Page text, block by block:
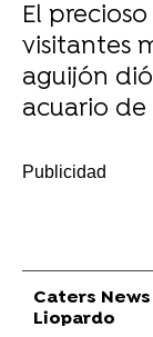
El
visitantes
aguijón
acuario de
Caters News
Liopardo